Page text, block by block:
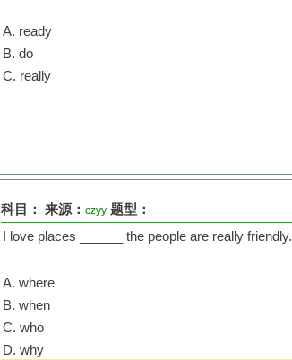
A. ready
B. do
C. really
科目： 来源： czyy 题型：
I love places ______ the people are really friendly.
A. where
B. when
C. who
D. why